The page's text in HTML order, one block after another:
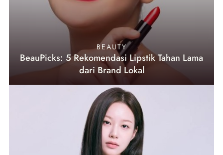
BEAUTY
BeauPicks: 5 Rekomendasi Lipstik Tahan Lama
dari Brand Lokal